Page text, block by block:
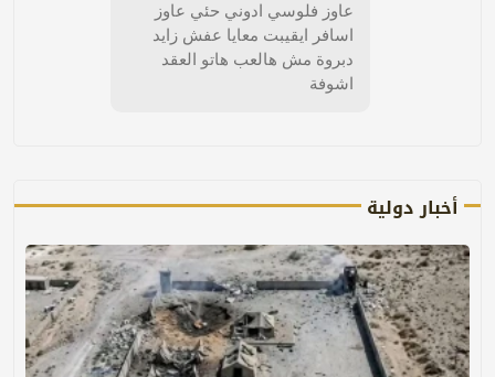
عاوز فلوسي ادوني حئي عاوز
اسافر ايقيبت معايا عفش زايد
دبروة مش هالعب هاتو العقد
اشوفة
أخبار دولية